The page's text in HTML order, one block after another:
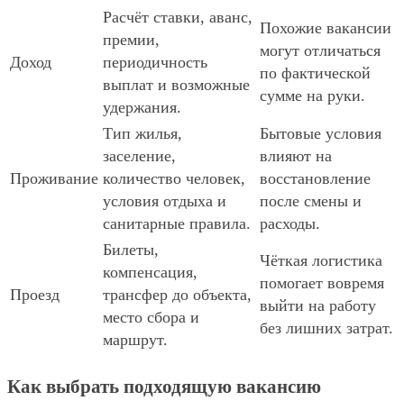
Доход
Расчёт ставки, аванс,
премии,
периодичность
выплат и возможные
удержания.
Похожие вакансии
могут отличаться
по фактической
сумме на руки.
Проживание
Тип жилья,
заселение,
количество человек,
условия отдыха и
санитарные правила.
Бытовые условия
влияют на
восстановление
после смены и
расходы.
Проезд
Билеты,
компенсация,
трансфер до объекта,
место сбора и
маршрут.
Чёткая логистика
помогает вовремя
выйти на работу
без лишних затрат.
Как выбрать подходящую вакансию